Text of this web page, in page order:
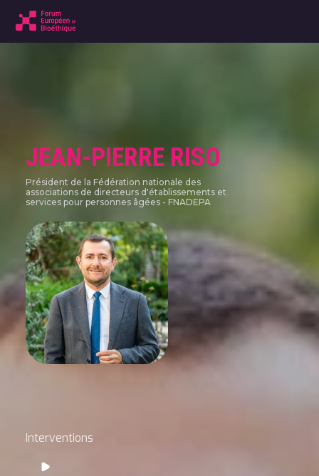
JEAN-PIERRE RISO
Président de la Fédération nationale des
associations de directeurs d'établissements et
services pour personnes âgées - FNADEPA
Interventions